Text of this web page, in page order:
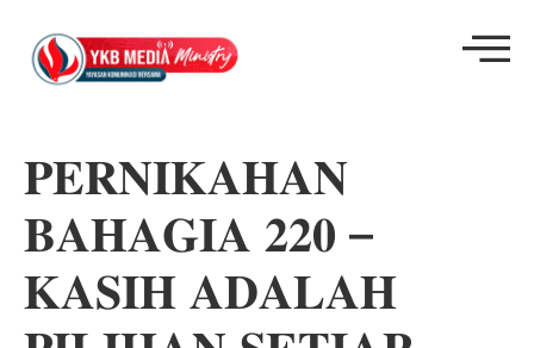
𝐏𝐄𝐑𝐍𝐈𝐊𝐀𝐇𝐀𝐍
𝐁𝐀𝐇𝐀𝐆𝐈𝐀 𝟐𝟐𝟎 –
𝐊𝐀𝐒𝐈𝐇 𝐀𝐃𝐀𝐋𝐀𝐇